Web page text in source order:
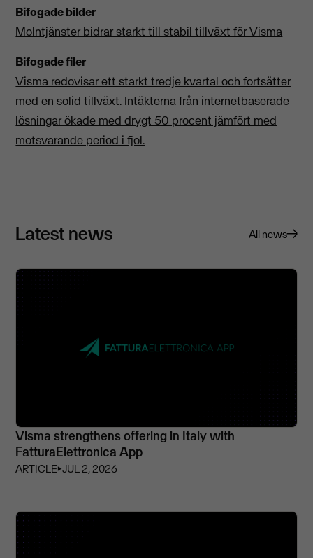
Bifogade bilder
Molntjänster bidrar starkt till stabil tillväxt för Visma
Bifogade filer
Visma redovisar ett starkt tredje kvartal och fortsätter
med en solid tillväxt. Intäkterna från internetbaserade
lösningar ökade med drygt 50 procent jämfört med
motsvarande period i fjol.
Latest news All news
Visma strengthens offering in Italy with
FatturaElettronica App
ARTICLE⏵JUL 2, 2026